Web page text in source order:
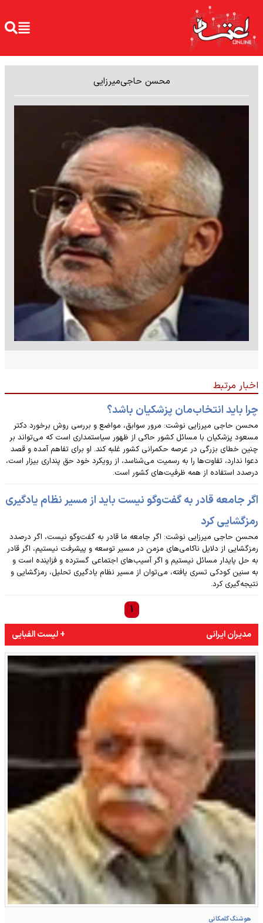
محسن حاجی‌میرزایی
اخبار مرتبط
چرا باید انتخاب‌مان پزشکیان باشد؟
محسن حاجی میرزایی نوشت: مرور سوابق، مواضع و بررسی روش برخورد دکتر
مسعود پزشکیان با مسائل کشور حاکی از ظهور سیاستمداری است که می‌تواند بر
چنین خطای بزرگی در عرصه حکمرانی کشور غلبه کند. او برای تفاهم آمده و قصد
دعوا ندارد، تفاوت‌ها را به رسمیت می‌شناسد، از رویکرد خود حق پنداری بیزار است،
درصدد استفاده از همه ظرفیت‌های کشور است.
اگر جامعه قادر به گفت‌وگو نیست باید از مسیر نظام یادگیری
رمزگشایی کرد
محسن حاجی میرزایی نوشت: اگر جامعه ما قادر به گفت‌وگو نیست، اگر درصدد
رمزگشایی از دلایل ناکامی‌های مزمن در مسیر توسعه و پیشرفت نیستیم، اگر قادر
به حل پایدار مسائل نیستیم و اگر آسیب‌های اجتماعی گسترده و فزاینده است و
به سنین کودکی تسری یافته، می‌توان از مسیر نظام یادگیری تحلیل، رمزگشایی و
نتیجه‌گیری کرد.
۱
مدیران ایرانی + لیست الفبایی
هوشنگ گلمکانی